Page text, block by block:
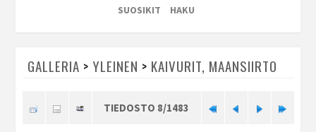
SUOSIKIT
HAKU
GALLERIA > YLEINEN > KAIVURIT, MAANSIIRTO
TIEDOSTO 8/1483